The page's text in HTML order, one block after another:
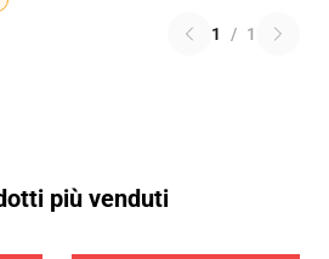
1 / 1
più venduti